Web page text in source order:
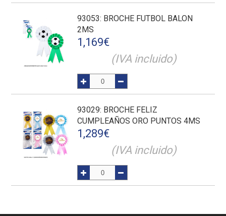
93053: BROCHE FUTBOL BALON
2MS
1,169€
(IVA incluido)
93029: BROCHE FELIZ
CUMPLEAÑOS ORO PUNTOS 4MS
1,289€
(IVA incluido)